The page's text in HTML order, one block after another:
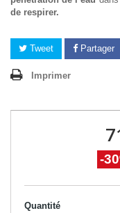
de respirer.
Tweet Partager
Imprimer
-
Quantité